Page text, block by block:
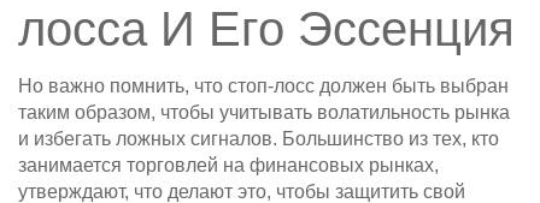
лосса И Его Эссенция
Но важно помнить, что стоп-лосс должен быть выбран
таким образом, чтобы учитывать волатильность рынка
и избегать ложных сигналов. Большинство из тех, кто
занимается торговлей на финансовых рынках,
утверждают, что делают это, чтобы защитить свой